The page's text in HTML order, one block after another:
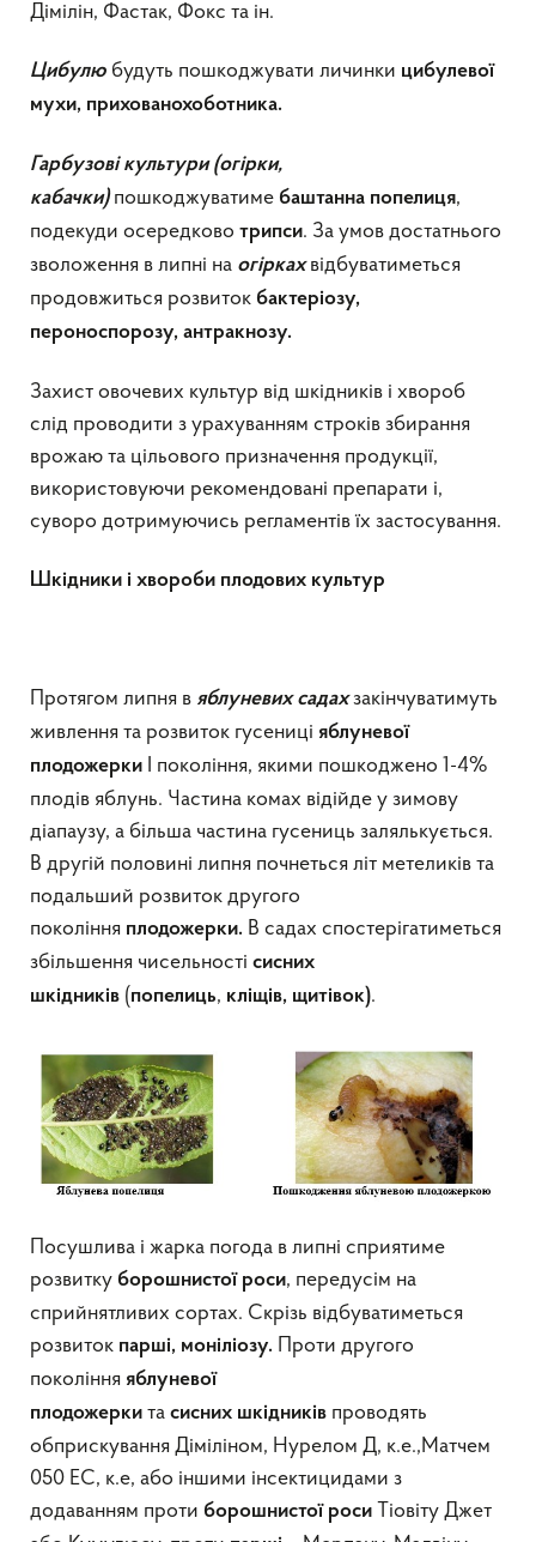
Дімілін, Фастак, Фокс та ін.
Цибулю будуть пошкоджувати личинки цибулевої
мухи, прихованохоботника.
Гарбузові культури (огірки,
кабачки)пошкоджуватиме баштанна попелиця,
подекуди осередково трипси. За умов достатнього
зволоження в липні на огіркахвідбуватиметься
продовжиться розвиток бактеріозу,
пероноспорозу, антракнозу.
Захист овочевих культур від шкідників і хвороб
слід проводити з урахуванням строків збирання
врожаю та цільового призначення продукції,
використовуючи рекомендовані препарати і,
суворо дотримуючись регламентів їх застосування.
Шкідники і хвороби плодових культур
Протягом липня в яблуневих садахзакінчуватимуть
живлення та розвиток гусениці яблуневої
плодожерки I покоління, якими пошкоджено 1-4%
плодів яблунь. Частина комах відійде у зимову
діапаузу, а більша частина гусениць залялькується.
В другій половині липня почнеться літ метеликів та
подальший розвиток другого
покоління плодожерки. В садах спостерігатиметься
збільшення чисельності сисних
шкідників (попелиць, кліщів, щитівок).
Посушлива і жарка погода в липні сприятиме
розвитку борошнистої роси, передусім на
сприйнятливих сортах. Скрізь відбуватиметься
розвиток парші, моніліозу. Проти другого
покоління яблуневої
плодожерки та сисних шкідників проводять
обприскування Діміліном, Нурелом Д, к.е.,Матчем
050 ЕС, к.е, або іншими інсектицидами з
додаванням проти борошнистої роси Тіовіту Джет